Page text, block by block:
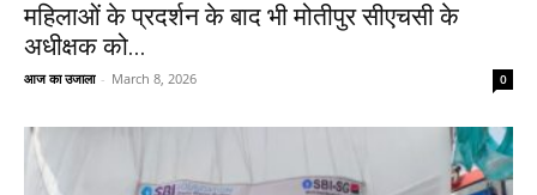
महिलाओं के प्रदर्शन के बाद भी मोतीपुर सीएचसी के
अधीक्षक को...
आज का उजाला - March 8, 2026 0